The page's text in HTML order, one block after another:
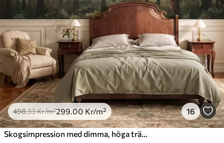
498.33Kr/m²299.00 Kr/m² 16